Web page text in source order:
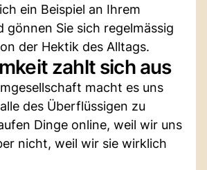
ein Beispiel an Ihrem
gönnen Sie sich regelmässig
der Hektik des Alltags.
zahlt sich aus
macht es uns
des Überflüssigen zu
Dinge online, weil wir uns
nicht, weil wir sie wirklich